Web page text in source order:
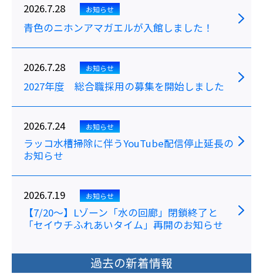
2026.7.28 お知らせ
青色のニホンアマガエルが入館しました！
2026.7.28 お知らせ
2027年度 総合職採用の募集を開始しました
2026.7.24 お知らせ
ラッコ水槽掃除に伴うYouTube配信停止延長の
お知らせ
2026.7.19 お知らせ
【7/20～】Lゾーン「水の回廊」閉鎖終了と
「セイウチふれあいタイム」再開のお知らせ
過去の新着情報